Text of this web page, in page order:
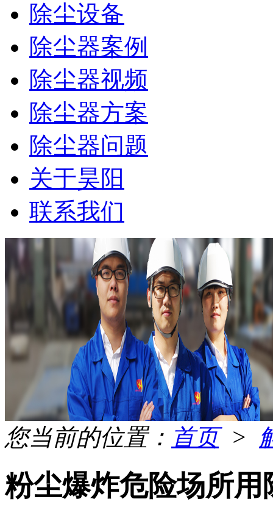
除尘设备
除尘器案例
除尘器视频
除尘器方案
除尘器问题
关于昊阳
联系我们
您当前的位置： 首页>
粉尘爆炸危险场所